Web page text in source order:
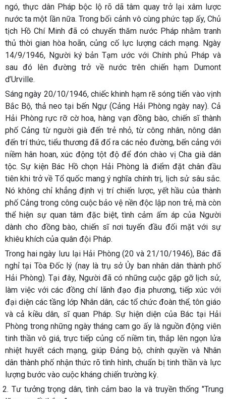
ngó, thực dân Pháp bộc lộ rõ dã tâm quay trở lại xâm lược
nước ta một lần nữa. Trong bối cảnh vô cùng phức tạp ấy, Chủ
tịch Hồ Chí Minh đã có chuyến thăm nước Pháp nhằm tranh
thủ thời gian hòa hoãn, củng cố lực lượng cách mạng. Ngày
14/9/1946, Người ký bản Tạm ước với Chính phủ Pháp và
sau đó lên đường trở về nước trên chiến hạm Dumont
d’Urville.
Sáng ngày 20/10/1946, chiếc khinh hạm rẽ sóng tiến vào vịnh
Bắc Bộ, thả neo tại bến Ngự (Cảng Hải Phòng ngày nay). Cả
Hải Phòng rực rỡ cờ hoa, hàng vạn đồng bào, chiến sĩ thành
phố Cảng từ người già đến trẻ nhỏ, từ công nhân, nông dân
đến trí thức, tiểu thương đã đổ ra các nẻo đường, bến cảng với
niềm hân hoan, xúc động tột độ để đón chào vị Cha già dân
tộc. Sự kiện Bác Hồ chọn Hải Phòng là điểm đặt chân đầu
tiên khi trở về Tổ quốc mang ý nghĩa chính trị, lịch sử sâu sắc.
Nó không chỉ khẳng định vị trí chiến lược, yết hầu của thành
phố Cảng trong công cuộc bảo vệ nền độc lập non trẻ, mà còn
thể hiện sự quan tâm đặc biệt, tình cảm ấm áp của Người
dành cho đồng bào, chiến sĩ nơi tuyến đầu đối mặt với sự
khiêu khích của quân đội Pháp.
Trong hai ngày lưu lại Hải Phòng (20 và 21/10/1946), Bác đã
nghỉ tại Tòa Đốc lý (nay là trụ sở Ủy ban nhân dân thành phố
Hải Phòng). Tại đây, Người đã có những cuộc gặp gỡ lịch sử,
làm việc với các đồng chí lãnh đạo địa phương, tiếp xúc với
đại diện các tầng lớp Nhân dân, các tổ chức đoàn thể, tôn giáo
và cả kiều dân, sĩ quan Pháp. Sự hiện diện của Bác tại Hải
Phòng trong những ngày tháng cam go ấy là nguồn động viên
tinh thần vô giá, trực tiếp củng cố niềm tin, thắp lên ngọn lửa
nhiệt huyết cách mạng, giúp Đảng bộ, chính quyền và Nhân
dân thành phố nhận thức rõ tình hình, chuẩn bị tinh thần và lực
lượng bước vào cuộc kháng chiến trường kỳ.
2. Tư tưởng trọng dân, tình cảm bao la và truyền thống "Trung